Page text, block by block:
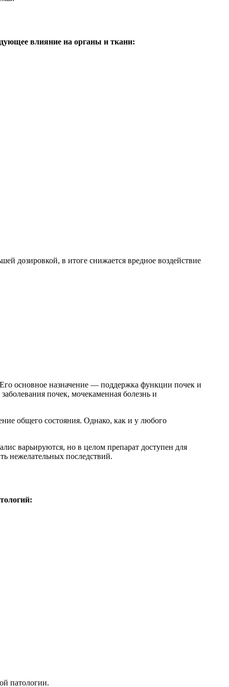
влияние на органы и ткани:
дозировкой, в итоге снижается вредное воздействие
основное назначение — поддержка функции почек и
почек, мочекаменная болезнь и
общего состояния. Однако, как и у любого
варьируются, но в целом препарат доступен для
нежелательных последствий.
патологии.